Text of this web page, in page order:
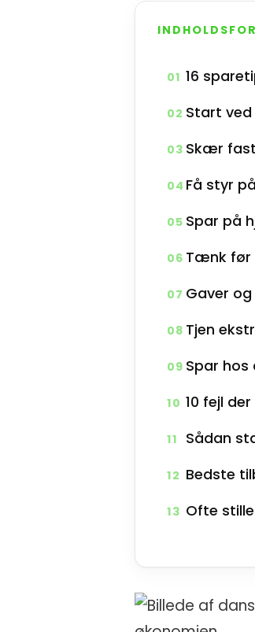
01 16
02 Start ved
03 Skær
04 Få styr
05 Spar på
06 Tænk før
07 Gaver
08 Tjen
09 Spar hos
10 10 fejl
11 Sådan
12 Bedste
13 Ofte